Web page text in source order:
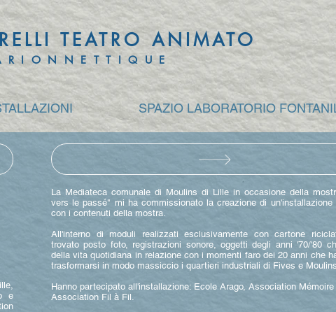
TEATRO ANIMATO
SPAZIO LABORATORIO
e
La Mediateca comunale di Moulins di Lille in occasione della
vers le passé" mi ha commissionato la creazione di un'installazione
con i contenuti della mostra.
All'interno di moduli realizzati esclusivamente con cartone
trovato posto foto, registrazioni sonore, oggetti degli anni '70/'80
della vita quotidiana in relazione con i momenti faro dei 20 anni che
trasformarsi in modo massiccio i quartieri industriali di Fives e
Hanno partecipato all'installazione: Ecole Arago, Association Mémoire
Association Fil à Fil.